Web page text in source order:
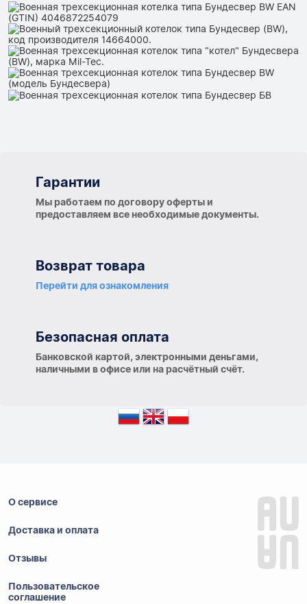
Гарантии
Мы работаем по договору оферты и
предоставляем все необходимые документы.
Возврат товара
Перейти для ознакомления
Безопасная оплата
Банковской картой, электронными деньгами,
наличными в офисе или на расчётный счёт.
О сервисе
Доставка и оплата
Отзывы
Пользовательское
соглашение